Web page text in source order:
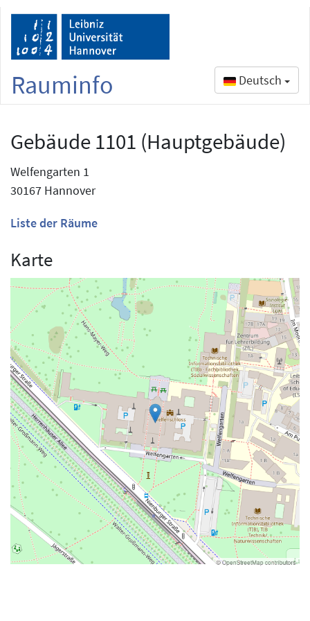
Rauminfo Deutsch
Gebäude 1101 (Hauptgebäude)
Welfengarten 1
30167 Hannover
Liste der Räume
Karte